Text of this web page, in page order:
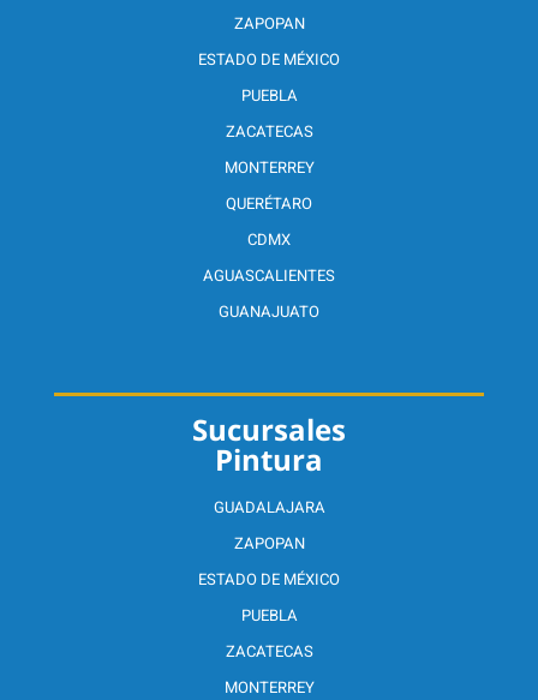
Sucursales
Pintura
GUADALAJARA
ZAPOPAN
ESTADO DE MÉXICO
PUEBLA
ZACATECAS
MONTERREY
ZAPOPAN
ESTADO DE MÉXICO
PUEBLA
ZACATECAS
MONTERREY
QUERÉTARO
CDMX
AGUASCALIENTES
GUANAJUATO